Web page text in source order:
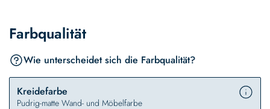
Farbqualität
Wie unterscheidet sich die Farbqualität?
Kreidefarbe
Pudrig-matte Wand- und Möbelfarbe